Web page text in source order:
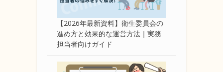
【2026年最新資料】衛生委員会の
進め方と効果的な運営方法｜実務
担当者向けガイド